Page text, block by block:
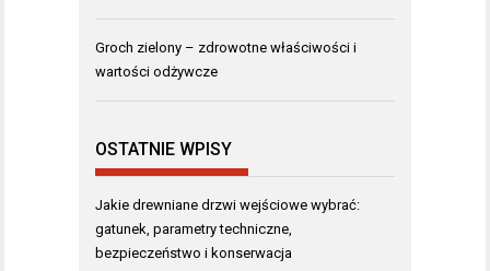
Groch zielony – zdrowotne właściwości i
wartości odżywcze
OSTATNIE WPISY
Jakie drewniane drzwi wejściowe wybrać:
gatunek, parametry techniczne,
bezpieczeństwo i konserwacja